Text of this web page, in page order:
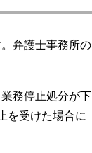
弁護士事務所の
務停止処分が下
を受けた場合に